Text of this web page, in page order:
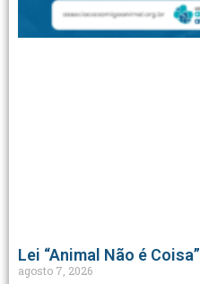
Lei “Animal Não é Coisa”
agosto 7, 2026